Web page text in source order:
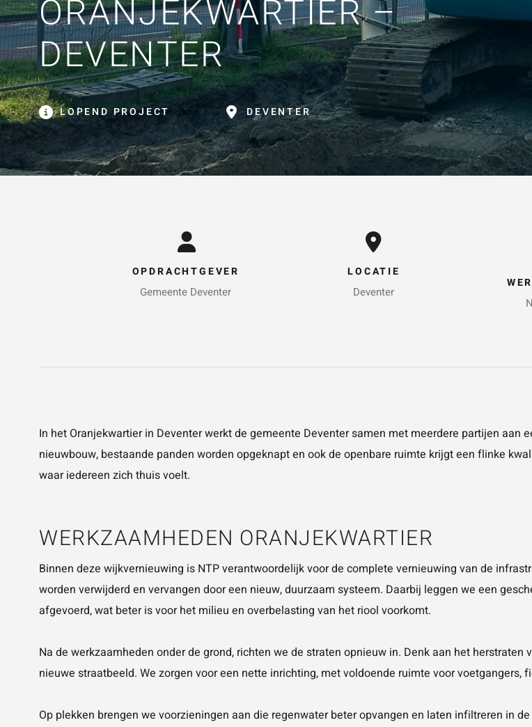
Wat is 5 + 5?*
ORANJEKWARTIER –
DEVENTER
LOPEND PROJECT DEVENTER
OPDRACHTGEVER
Gemeente Deventer
LOCATIE
Deventer
In het Oranjekwartier in Deventer werkt de gemeente Deventersamen met meerdere partijen aan
nieuwbouw, bestaande panden worden opgeknapt en ook de openbare ruimte krijgt een flinke
waar iedereen zich thuis voelt.
WERKZAAMHEDEN ORANJEKWARTIER
Binnen deze wijkvernieuwing is NTP verantwoordelijk voor de complete vernieuwing van de
worden verwijderd en vervangen door een nieuw, duurzaam systeem. Daarbij leggen we een
afgevoerd, wat beter is voor het milieu en overbelasting van het riool voorkomt.
Na de werkzaamheden onder de grond, richten we de straten opnieuw in. Denk aan het
nieuwe straatbeeld. We zorgen voor een nette inrichting, met voldoende ruimte voor voetgangers,
Op plekken brengen we voorzieningen aan die regenwater beter opvangen en laten infiltreren in